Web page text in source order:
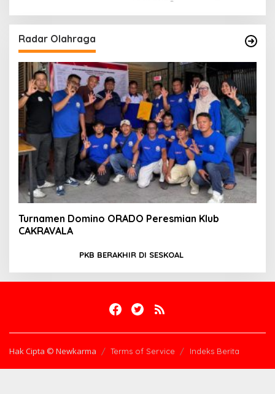
Radar Olahraga
Turnamen Domino ORADO Peresmian Klub
CAKRAVALA
PKB BERAKHIR DI SESKOAL
Hak Cipta © Newkarma Terms of Service Indeks Berita